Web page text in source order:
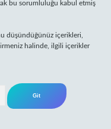
bu sorumluluğu kabul etmiş
düşündüğünüz içerikleri,
halinde, ilgili içerikler